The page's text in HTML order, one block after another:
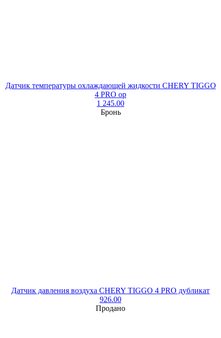
Датчик температуры охлаждающей жидкости CHERY TIGGO
4 PRO ор
1 245.00
Бронь
Датчик давления воздуха CHERY TIGGO 4 PRO дубликат
926.00
Продано